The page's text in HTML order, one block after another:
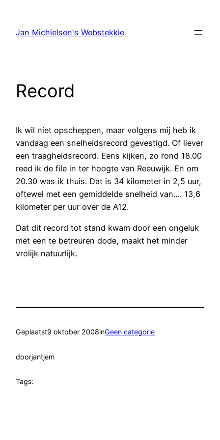
Jan Michielsen's Webstekkie
Record
Ik wil niet opscheppen, maar volgens mij heb ik
vandaag een snelheidsrecord gevestigd. Of liever
een traagheidsrecord. Eens kijken, zo rond 18.00
reed ik de file in ter hoogte van Reeuwijk. En om
20.30 was ik thuis. Dat is 34 kilometer in 2,5 uur,
oftewel met een gemiddelde snelheid van…. 13,6
kilometer per uur over de A12.
Dat dit record tot stand kwam door een ongeluk
met een te betreuren dode, maakt het minder
vrolijk natuurlijk.
Geplaatst9 oktober 2008inGeen categorie
doorjantjem
Tags: